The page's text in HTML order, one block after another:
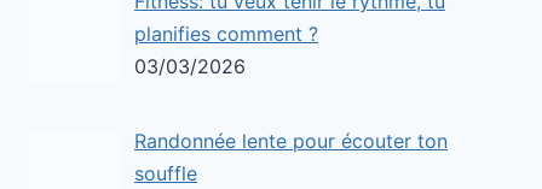
planifies comment ?
03/03/2026
Randonnée lente pour écouter ton
souffle